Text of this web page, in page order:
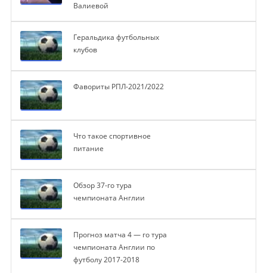
Валиевой
Геральдика футбольных
клубов
Фавориты РПЛ-2021/2022
Что такое спортивное
питание
Обзор 37-го тура
чемпионата Англии
Прогноз матча 4 — го тура
чемпионата Англии по
футболу 2017-2018